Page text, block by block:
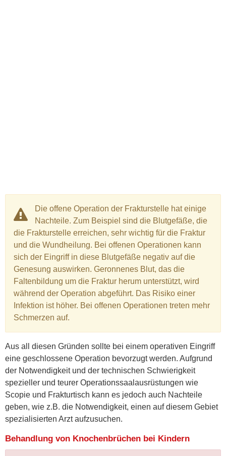
Die offene Operation der Frakturstelle hat einige
Nachteile. Zum Beispiel sind die Blutgefäße, die
die Frakturstelle erreichen, sehr wichtig für die Fraktur
und die Wundheilung. Bei offenen Operationen kann
sich der Eingriff in diese Blutgefäße negativ auf die
Genesung auswirken. Geronnenes Blut, das die
Faltenbildung um die Fraktur herum unterstützt, wird
während der Operation abgeführt. Das Risiko einer
Infektion ist höher. Bei offenen Operationen treten mehr
Schmerzen auf.
Aus all diesen Gründen sollte bei einem operativen Eingriff
eine geschlossene Operation bevorzugt werden. Aufgrund
der Notwendigkeit und der technischen Schwierigkeit
spezieller und teurer Operationssaalausrüstungen wie
Scopie und Frakturtisch kann es jedoch auch Nachteile
geben, wie z.B. die Notwendigkeit, einen auf diesem Gebiet
spezialisierten Arzt aufzusuchen.
Behandlung von Knochenbrüchen bei Kindern